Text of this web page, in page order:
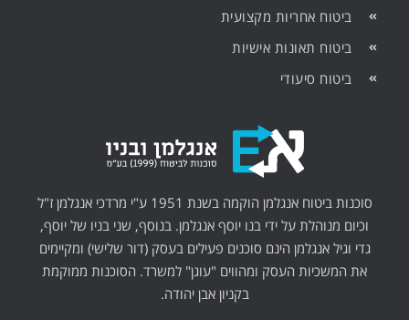
ביטוח אחריות מקצועית
ביטוח תאונות אישיות
ביטוח סיעודי
סוכנות ביטוח אנגלמן הוקמה בשנת 1951 ע"י מרדכי אנגלמן ז"ל
וכיום מנוהלת על ידי בנו יוסף אנגלמן. בנוסף, שני בניו של יוסף,
גדי וגיל אנגלמן הינם סוכנים פעילים בעסק (דור שלישי) ומקיימים
את המשכיות העסק ומהווים "עוגן" למשרד. הסוכנות ממוקמת
בקניון אבן יהודה.